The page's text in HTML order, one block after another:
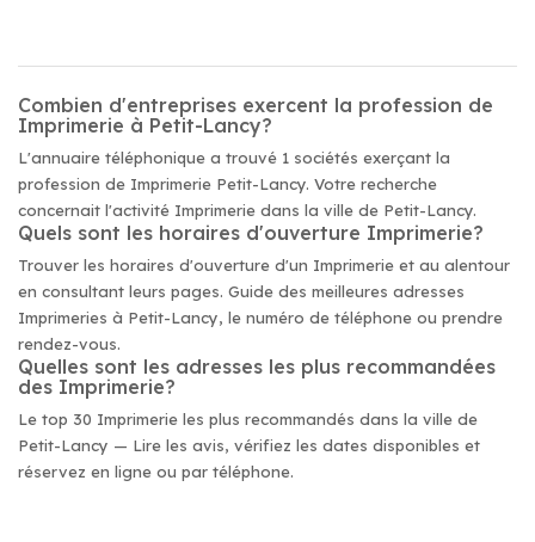
Combien d'entreprises exercent la profession de
Imprimerie à Petit-Lancy?
L'annuaire téléphonique a trouvé 1 sociétés exerçant la
profession de Imprimerie Petit-Lancy. Votre recherche
concernait l'activité Imprimerie dans la ville de Petit-Lancy.
Quels sont les horaires d'ouverture Imprimerie?
Trouver les horaires d'ouverture d'un Imprimerie et au alentour
en consultant leurs pages. Guide des meilleures adresses
Imprimeries à Petit-Lancy, le numéro de téléphone ou prendre
rendez-vous.
Quelles sont les adresses les plus recommandées
des Imprimerie?
Le top 30 Imprimerie les plus recommandés dans la ville de
Petit-Lancy — Lire les avis, vérifiez les dates disponibles et
réservez en ligne ou par téléphone.